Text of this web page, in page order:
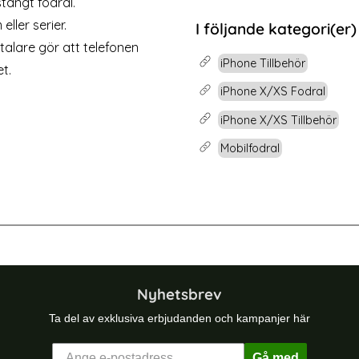
serier.
gör att telefonen
I följande kategori(er)
iPhone Tillbehör
iPhone X/XS Fodral
iPhone X/XS Tillbehör
Mobilfodral
iPhone X/Xs - Mandala Läder Fodral
Nyhetsbrev
Ta del av exklusiva erbjudanden och kampanjer här